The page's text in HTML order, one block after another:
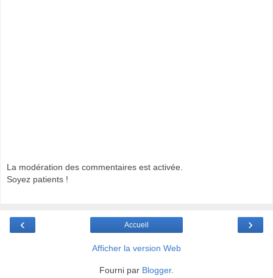
La modération des commentaires est activée.
Soyez patients !
‹ ›
Accueil
Afficher la version Web
Fourni par Blogger.